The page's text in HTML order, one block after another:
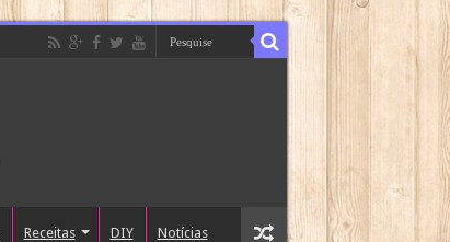
Receitas DIY Notícias